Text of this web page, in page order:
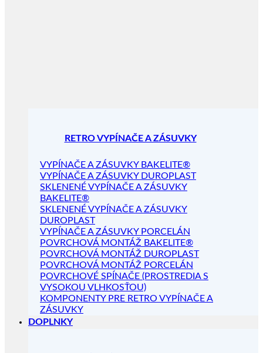
RETRO VYPÍNAČE A ZÁSUVKY
VYPÍNAČE A ZÁSUVKY BAKELITE®
VYPÍNAČE A ZÁSUVKY DUROPLAST
SKLENENÉ VYPÍNAČE A ZÁSUVKY
BAKELITE®
SKLENENÉ VYPÍNAČE A ZÁSUVKY
DUROPLAST
VYPÍNAČE A ZÁSUVKY PORCELÁN
POVRCHOVÁ MONTÁŽ BAKELITE®
POVRCHOVÁ MONTÁŽ DUROPLAST
POVRCHOVÁ MONTÁŽ PORCELÁN
POVRCHOVÉ SPÍNAČE (PROSTREDIA S
VYSOKOU VLHKOSŤOU)
KOMPONENTY PRE RETRO VYPÍNAČE A
ZÁSUVKY
DOPLNKY